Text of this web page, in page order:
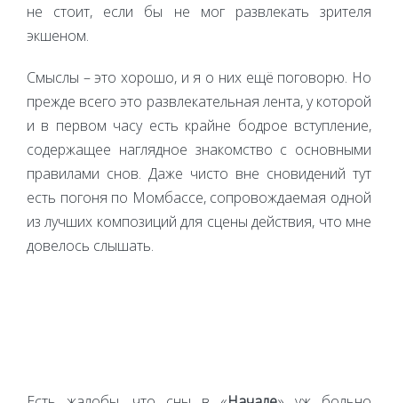
не стоит, если бы не мог развлекать зрителя
экшеном.
Смыслы – это хорошо, и я о них ещё поговорю. Но
прежде всего это развлекательная лента, у которой
и в первом часу есть крайне бодрое вступление,
содержащее наглядное знакомство с основными
правилами снов. Даже чисто вне сновидений тут
есть погоня по Момбассе, сопровождаемая одной
из лучших композиций для сцены действия, что мне
довелось слышать.